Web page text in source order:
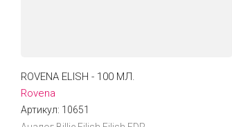
ROVENA ELISH - 100 МЛ.
Rovena
Артикул: 10651